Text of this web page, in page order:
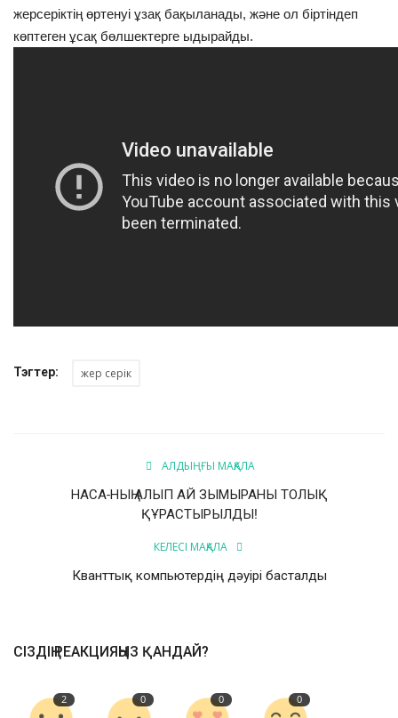
жерсеріктің өртенуі ұзақ бақыланады, және ол біртіндеп
көптеген ұсақ бөлшектерге ыдырайды.
Тэгтер: жер серік
АЛДЫҢҒЫ МАҚАЛА
НАСА-НЫҢ АЛЫП АЙ ЗЫМЫРАНЫ ТОЛЫҚ
ҚҰРАСТЫРЫЛДЫ!
КЕЛЕСІ МАҚАЛА
Кванттық компьютердің дәуірі басталды
СІЗДІҢ РЕАКЦИЯҢЫЗ ҚАНДАЙ?
2 0 0 0